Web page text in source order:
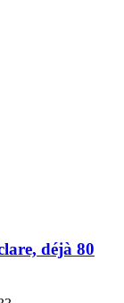
déjà 80